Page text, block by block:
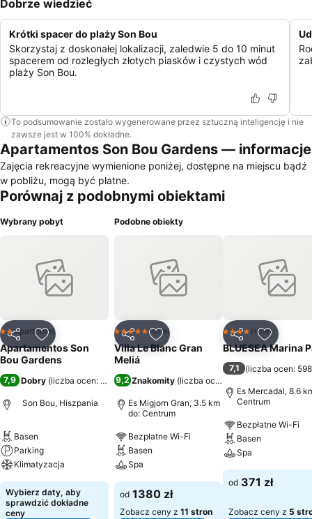
Dobrze wiedzieć
Krótki spacer do plaży Son Bou
Skorzystaj z doskonałej lokalizacji, zaledwie 5 do 10 minut
spacerem od rozległych złotych piasków i czystych wód
plaży Son Bou.
To podsumowanie zostało wygenerowane przez sztuczną inteligencję i nie
zawsze jest w 100% dokładne.
Apartamentos Son Bou Gardens — informacje
Zajęcia rekreacyjne wymienione poniżej, dostępne na miejscu bądź
w pobliżu, mogą być płatne.
Porównaj z podobnymi obiektami
Wybrany pobyt
UdostępnijDodaj do ulubionych
2 Kategoria
Aparthotel
Apartamentos Son
Bou Gardens
7,9 Dobry (liczba ocen: 2827)
Son Bou, Hiszpania
Basen
Parking
Klimatyzacja
Wybierz daty, aby
sprawdzić dokładne
ceny
Podobne obiekty
UdostępnijDodaj do ulubionych
5 KategoriaHotel
Villa Le Blanc Gran
Meliá
9,2 Znakomity (liczba ocen: 1463
Es Migjorn Gran, 3.5 km
do: Centrum
Bezpłatne Wi-Fi
Basen
Spa
od 1380 zł
Zobacz ceny z 11 stron
UdostępnijDodaj
4 Kategoria
Hotel
BLUESEA Marina
7,1 (liczba ocen:
Es Mercadal, 8.6
Centrum
Bezpłatne Wi-Fi
Basen
Spa
od 371 zł
Zobacz ceny z 5